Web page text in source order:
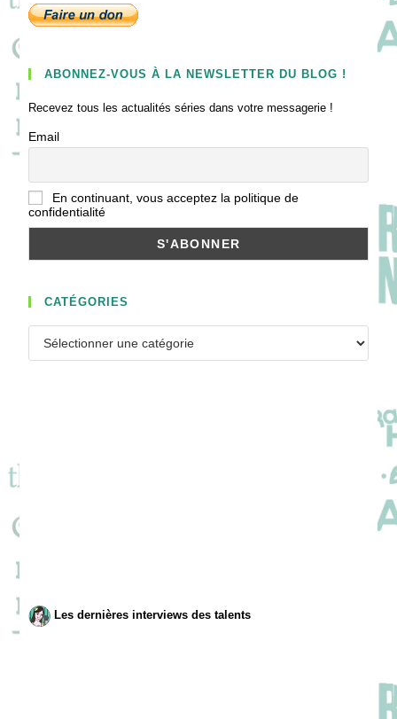
ABONNEZ-VOUS À LA NEWSLETTER DU BLOG !
Recevez tous les actualités séries dans votre messagerie !
Email
En continuant, vous acceptez la politique de
confidentialité
CATÉGORIES
Les dernières interviews des talents